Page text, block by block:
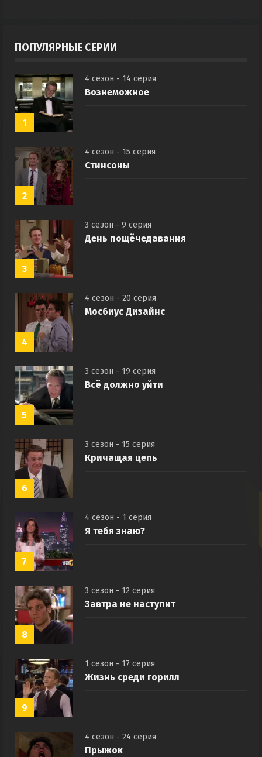
ПОПУЛЯРНЫЕ СЕРИИ
1
4 сезон - 14 серия
Вознеможное
2
4 сезон - 15 серия
Стинсоны
3
3 сезон - 9 серия
День пощёчедавания
4
4 сезон - 20 серия
Мосбиус Дизайнс
5
3 сезон - 19 серия
Всё должно уйти
6
3 сезон - 15 серия
Кричащая цепь
7
4 сезон - 1 серия
Я тебя знаю?
8
3 сезон - 12 серия
Завтра не наступит
9
1 сезон - 17 серия
Жизнь среди горилл
4 сезон - 24 серия
Прыжок